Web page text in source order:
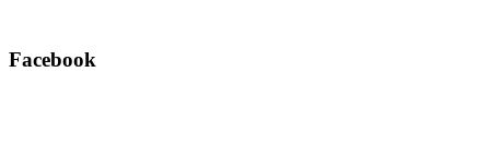
Facebook